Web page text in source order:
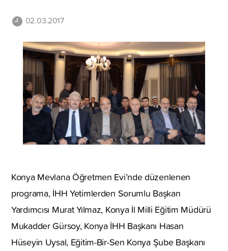
02.03.2017
Konya Mevlana Öğretmen Evi’nde düzenlenen
programa, İHH Yetimlerden Sorumlu Başkan
Yardımcısı Murat Yılmaz, Konya İl Milli Eğitim Müdürü
Mukadder Gürsoy, Konya İHH Başkanı Hasan
Hüseyin Uysal, Eğitim-Bir-Sen Konya Şube Başkanı